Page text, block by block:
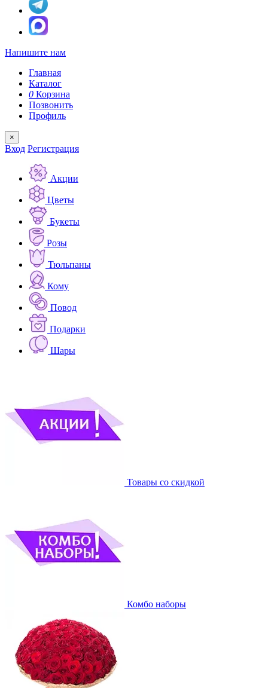
Напишите нам
Главная
Каталог
0 Корзина
Позвонить
Профиль
×
Вход Регистрация
Акции
Цветы
Букеты
Розы
Тюльпаны
Кому
Повод
Подарки
Шары
Товары со скидкой
Комбо наборы